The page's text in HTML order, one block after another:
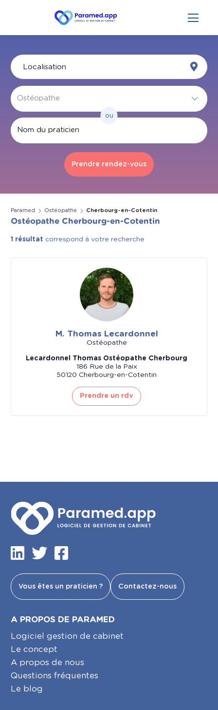
Par nom
ou
Paramed Ostéopathe Cherbourg-en-Cotentin
Ostéopathe Cherbourg-en-Cotentin
1 résultat correspond à votre recherche
M. Thomas Lecardonnel
Ostéopathe
Lecardonnel Thomas Ostéopathe Cherbourg
186 Rue de la Paix
50120 Cherbourg-en-Cotentin
Prendre un rdv
Vous êtes un praticien ? Contactez-nous
A PROPOS DE PARAMED
Logiciel gestion de cabinet
Le concept
A propos de nous
Questions fréquentes
Le blog